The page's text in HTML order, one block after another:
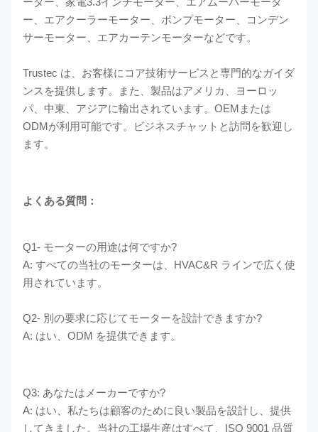
ー、エアクーラーモーター、ポンプモーター、コンデン
サーモーター、エアカーテンモーターなどです。
Trustec は、お客様にコア技術サービスと専門的なガイダ
ンスを提供します。また、製品はアメリカ、ヨーロッ
パ、中東、アジアに輸出されています。OEMまたは
ODMが利用可能です。ビジネスチャットと訪問を歓迎し
ます。
よくある質問：
Q1- モーターの用途は何ですか?
A: すべての当社のモーターは、HVAC&R ラインで広く使
用されています。
Q2- 別の要求に応じてモーターを設計できますか?
A: はい、ODM を提供できます。
Q3: あなたはメーカーですか?
A: はい、私たちは顧客のために良い製品を設計し、提供
してきました。当社の工場生産はすべて、ISO 9001 品質